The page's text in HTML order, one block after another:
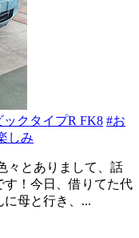
ックタイプR FK8 #お
しみ
々とありまして、話
！今日、借りてた代
母と行き、...